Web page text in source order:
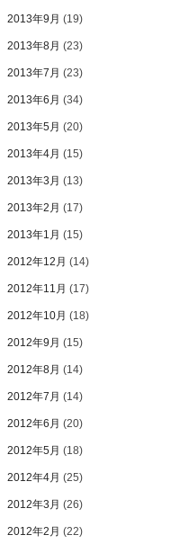
2013年9月 (19)
2013年8月 (23)
2013年7月 (23)
2013年6月 (34)
2013年5月 (20)
2013年4月 (15)
2013年3月 (13)
2013年2月 (17)
2013年1月 (15)
2012年12月 (14)
2012年11月 (17)
2012年10月 (18)
2012年9月 (15)
2012年8月 (14)
2012年7月 (14)
2012年6月 (20)
2012年5月 (18)
2012年4月 (25)
2012年3月 (26)
2012年2月 (22)